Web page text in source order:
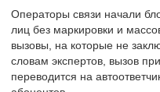
Операторы связи начали
лиц без маркировки и
вызовы, на которые не
словам экспертов, вызов
переводится на